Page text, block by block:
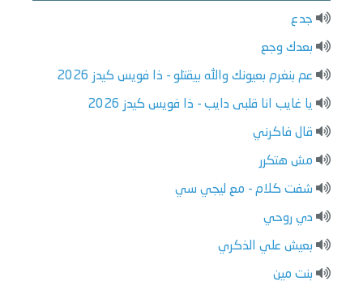
جدع
بعدك وجع
عم بنغرم بعيونك والله بيقتلو - ذا فويس كيدز 2026
يا غايب انا قلبى دايب - ذا فويس كيدز 2026
قال فاكرني
مش هتكرر
شفت كلام - مع ليجي سي
دي روحي
بعيش علي الذكري
بنت مين